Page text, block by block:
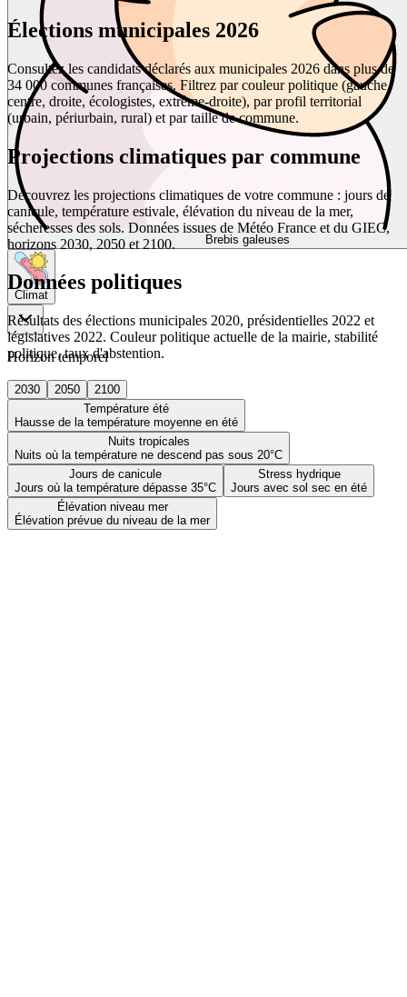
Brebis galeuses
Climat
Horizon temporel
2030 2050
2100
Température été
Hausse de la température moyenne en été
Nuits tropicales
Nuits où la température ne descend pas sous 20°C
Jours de canicule
Jours où la température dépasse 35°C
Stress hydrique
Jours avec sol sec en été
Élévation niveau mer
Élévation prévue du niveau de la mer
Élections municipales 2026
Consultez les candidats déclarés aux municipales 2026 dans plus de
34 000 communes françaises. Filtrez par couleur politique (gauche,
centre, droite, écologistes, extrême-droite), par profil territorial
(urbain, périurbain, rural) et par taille de commune.
Projections climatiques par commune
Découvrez les projections climatiques de votre commune : jours de
canicule, température estivale, élévation du niveau de la mer,
sécheresses des sols. Données issues de Météo France et du GIEC,
horizons 2030, 2050 et 2100.
Données politiques
Résultats des élections municipales 2020, présidentielles 2022 et
législatives 2022. Couleur politique actuelle de la mairie, stabilité
politique, taux d'abstention.